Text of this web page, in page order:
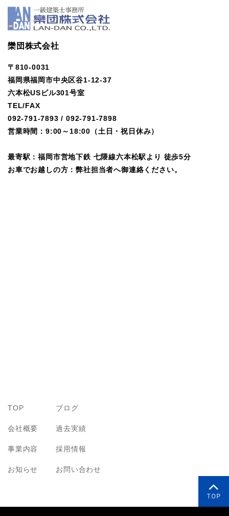
欒団株式会社
〒810-0031
福岡県福岡市中央区谷1-12-37
六本松USビル301号室
TEL/FAX
092-791-7893 /092-791-7898
営業時間：9:00～18:00（土日・祝日休み）
最寄駅：福岡市営地下鉄 七隈線六本松駅より 徒歩5分
お車でお越しの方：弊社担当者へ御連絡ください。
TOP
会社概要
事業内容
お知らせ
ブログ
過去実績
採用情報
お問い合わせ